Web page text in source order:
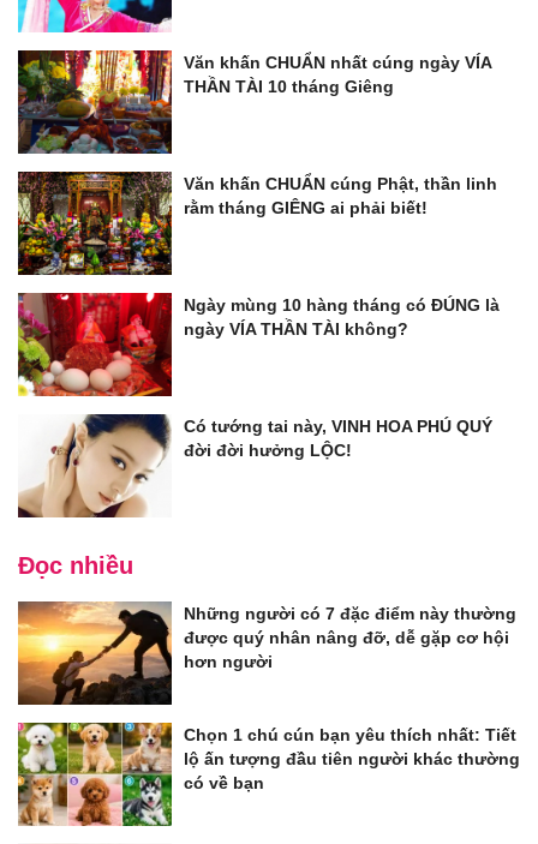
Văn khấn CHUẨN nhất cúng ngày VÍA
THẦN TÀI 10 tháng Giêng
Văn khấn CHUẨN cúng Phật, thần linh
rằm tháng GIÊNG ai phải biết!
Ngày mùng 10 hàng tháng có ĐÚNG là
ngày VÍA THẦN TÀI không?
Có tướng tai này, VINH HOA PHÚ QUÝ
đời đời hưởng LỘC!
Đọc nhiều
Những người có 7 đặc điểm này thường
được quý nhân nâng đỡ, dễ gặp cơ hội
hơn người
Chọn 1 chú cún bạn yêu thích nhất: Tiết
lộ ấn tượng đầu tiên người khác thường
có về bạn